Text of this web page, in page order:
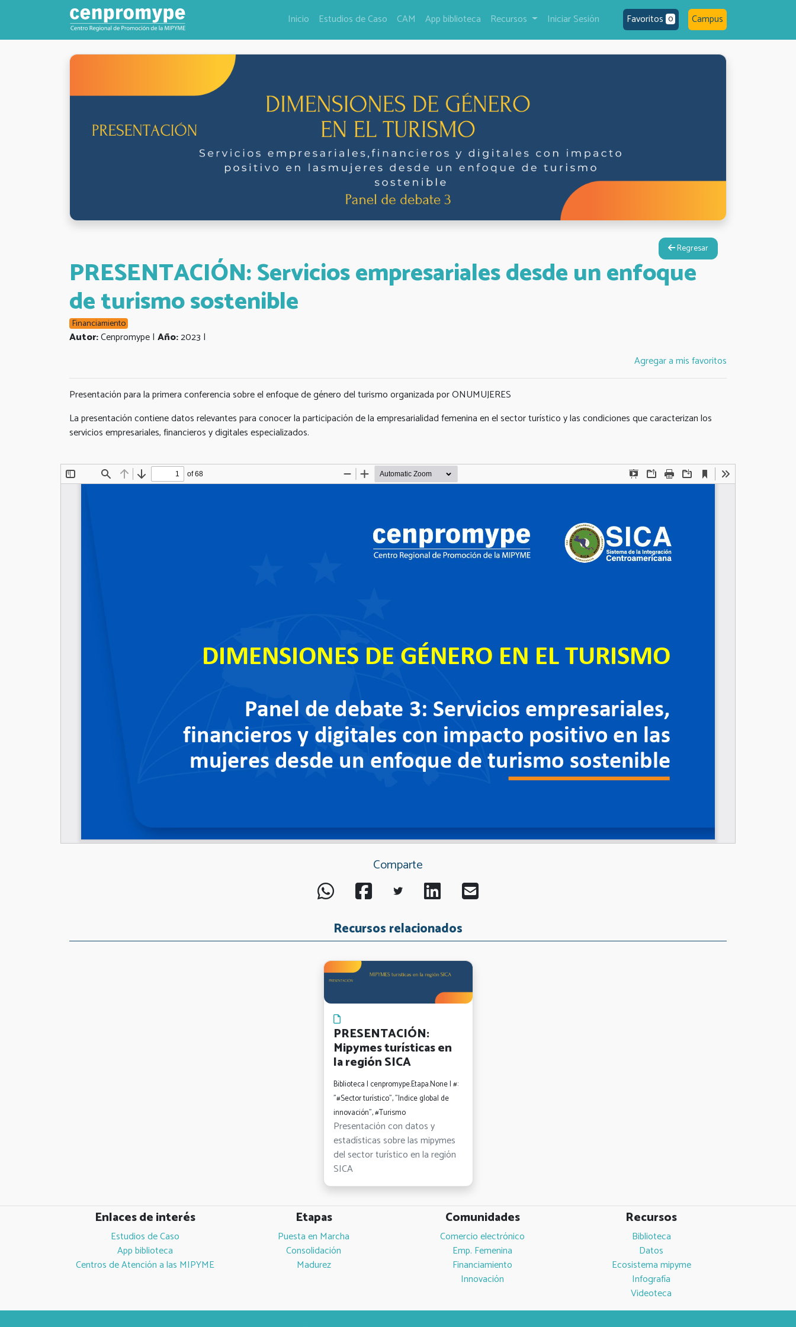
Inicio Estudios de Caso CAM App biblioteca Recursos Iniciar Sesión Favoritos 0 Campus
Regresar
PRESENTACIÓN: Servicios empresariales desde un enfoque
de turismo sostenible
Financiamiento
Autor:Cenpromype | Año:2023 |
Agregar a mis favoritos
Presentación para la primera conferencia sobre el enfoque de género del turismo organizada por ONUMUJERES
La presentación contiene datos relevantes para conocer la participación de la empresarialidad femenina en el sector turístico y las condiciones que caracterizan los
servicios empresariales, financieros y digitales especializados.
Comparte
Recursos relacionados
PRESENTACIÓN:
Mipymes turísticas en
la región SICA
Biblioteca | cenpromype.Etapa.None | #:
"#Sector turístico", "Indice global de
innovación", #Turismo
Presentación con datos y
estadísticas sobre las mipymes
del sector turístico en la región
SICA
Enlaces de interés
Estudios de Caso
App biblioteca
Centros de Atención a las MIPYME
Etapas
Puesta en Marcha
Consolidación
Madurez
Comunidades
Comercio electrónico
Emp. Femenina
Financiamiento
Innovación
Recursos
Biblioteca
Datos
Ecosistema mipyme
Infografía
Videoteca